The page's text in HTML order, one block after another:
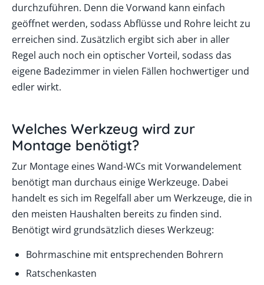
durchzuführen. Denn die Vorwand kann einfach
geöffnet werden, sodass Abflüsse und Rohre leicht zu
erreichen sind. Zusätzlich ergibt sich aber in aller
Regel auch noch ein optischer Vorteil, sodass das
eigene Badezimmer in vielen Fällen hochwertiger und
edler wirkt.
Welches Werkzeug wird zur
Montage benötigt?
Zur Montage eines Wand-WCs mit Vorwandelement
benötigt man durchaus einige Werkzeuge. Dabei
handelt es sich im Regelfall aber um Werkzeuge, die in
den meisten Haushalten bereits zu finden sind.
Benötigt wird grundsätzlich dieses Werkzeug:
Bohrmaschine mit entsprechenden Bohrern
Ratschenkasten